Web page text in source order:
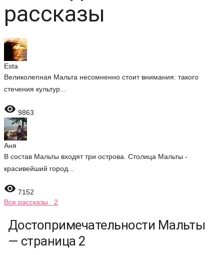
рассказы
Esta
Великолепная Мальта несомненно стоит внимания: такого
стечения культур...
 9863
Аня
В состав Мальты входят три острова. Столица Мальты -
красивейший город...
 7152
Все рассказы 2
Достопримечательности Мальты
— страница 2